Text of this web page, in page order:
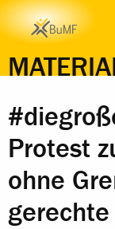
INHALT
Protest
ohne